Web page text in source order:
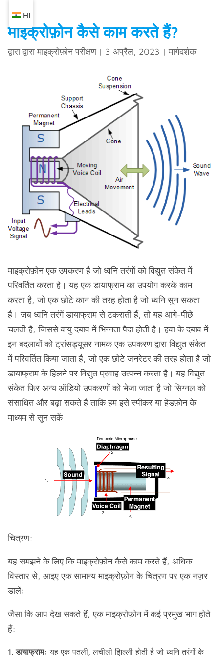
माइक्रोफ़ोन कैसे काम करते हैं?
द्वारा द्वारामाइक्रोफ़ोन परीक्षण| 3 अप्रैल, 2023 |मार्गदर्शक
माइक्रोफ़ोन एक उपकरण है जो ध्वनि तरंगों को विद्युत संकेत में
परिवर्तित करता है। यह एक डायाफ्राम का उपयोग करके काम
करता है, जो एक छोटे कान की तरह होता है जो ध्वनि सुन सकता
है। जब ध्वनि तरंगें डायाफ्राम से टकराती हैं, तो यह आगे-पीछे
चलती है, जिससे वायु दबाव में भिन्नता पैदा होती है। हवा के दबाव में
इन बदलावों को ट्रांसड्यूसर नामक एक उपकरण द्वारा विद्युत संकेत
में परिवर्तित किया जाता है, जो एक छोटे जनरेटर की तरह होता है जो
डायाफ्राम के हिलने पर विद्युत प्रवाह उत्पन्न करता है। यह विद्युत
संकेत फिर अन्य ऑडियो उपकरणों को भेजा जाता है जो सिग्नल को
संसाधित और बढ़ा सकते हैं ताकि हम इसे स्पीकर या हेडफ़ोन के
माध्यम से सुन सकें।
चित्रण:
यह समझने के लिए कि माइक्रोफ़ोन कैसे काम करते हैं, अधिक
विस्तार से, आइए एक सामान्य माइक्रोफ़ोन के चित्रण पर एक नज़र
डालें:
जैसा कि आप देख सकते हैं, एक माइक्रोफ़ोन में कई प्रमुख भाग होते
हैं:
डायाफ्राम: यह एक पतली, लचीली झिल्ली होती है जो ध्वनि तरंगों के
HI